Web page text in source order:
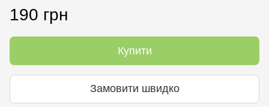
190 грн
Купити
Замовити швидко